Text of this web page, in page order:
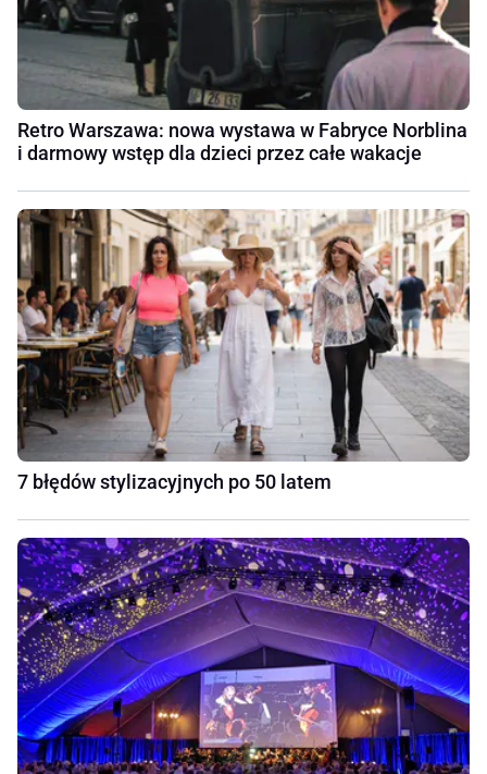
Retro Warszawa: nowa wystawa w Fabryce Norblina
i darmowy wstęp dla dzieci przez całe wakacje
7 błędów stylizacyjnych po 50 latem